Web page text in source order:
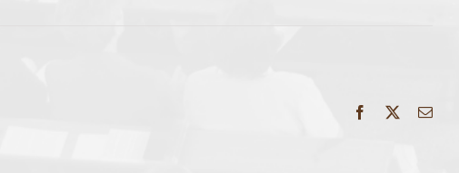
Facebook Email